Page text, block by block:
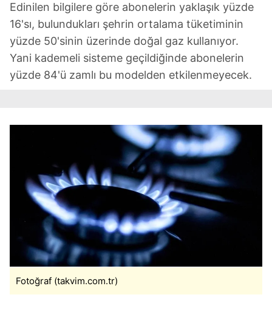
Edinilen bilgilere göre abonelerin yaklaşık yüzde
16'sı, bulundukları şehrin ortalama tüketiminin
yüzde 50'sinin üzerinde doğal gaz kullanıyor.
Yani kademeli sisteme geçildiğinde abonelerin
yüzde 84'ü zamlı bu modelden etkilenmeyecek.
Fotoğraf (takvim.com.tr)